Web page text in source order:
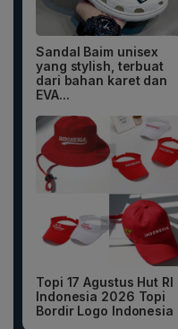
Sandal Baim unisex
yang stylish, terbuat
dari bahan karet dan
EVA...
Topi 17 Agustus Hut RI
Indonesia 2026 Topi
Bordir Logo Indonesia